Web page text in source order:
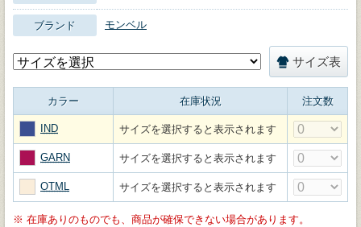
ブランド モンベル
サイズ表
カラー 在庫状況 注文数
IND サイズを選択すると表示されます
GARN サイズを選択すると表示されます
OTML サイズを選択すると表示されます
※ 在庫ありのものでも、商品が確保できない場合があります。